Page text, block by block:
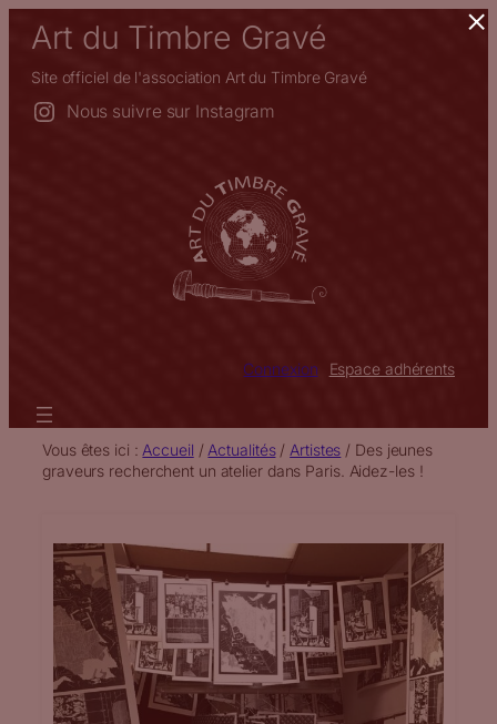
Aller
contenu
Art du Timbre Gravé
Site officiel de l'association Art du Timbre Gravé
Nous suivre sur Instagram
Connexion Espace adhérents
Vous êtes ici : Accueil / Actualités/ Artistes / Des jeunes
graveurs recherchent un atelier dans Paris. Aidez-les !
×